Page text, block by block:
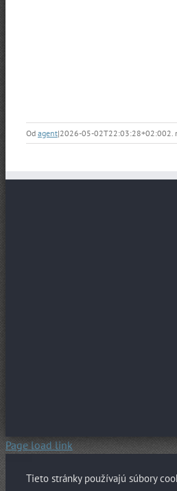
Od agent|2026-05-02T22:03:28+02:002.
Page load link
Tieto stránky používajú súbory